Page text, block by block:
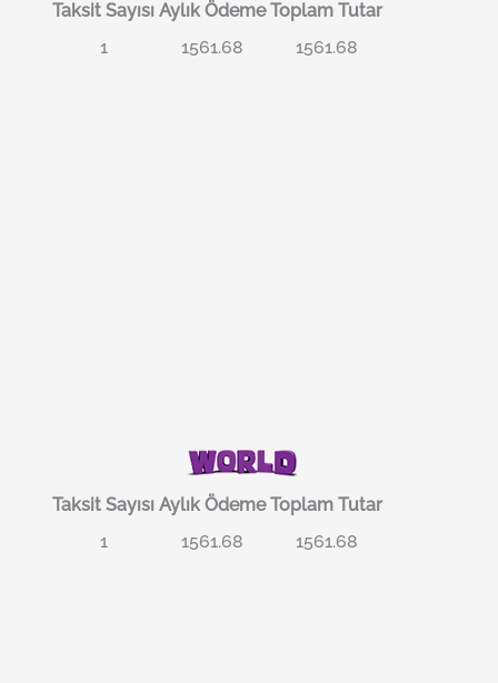
Taksit Sayısı Aylık Ödeme Toplam Tutar
1
1561.68 1561.68
Taksit Sayısı Aylık Ödeme Toplam Tutar
1
1561.68 1561.68